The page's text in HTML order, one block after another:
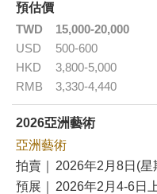
預估價
TWD
15,000-20,000
USD
500-600
HKD
3,800-5,000
RMB
3,330-4,440
2026亞洲藝術
亞洲藝術
拍賣｜
2026年2月8日(星
預展｜
2026年2月4-6日